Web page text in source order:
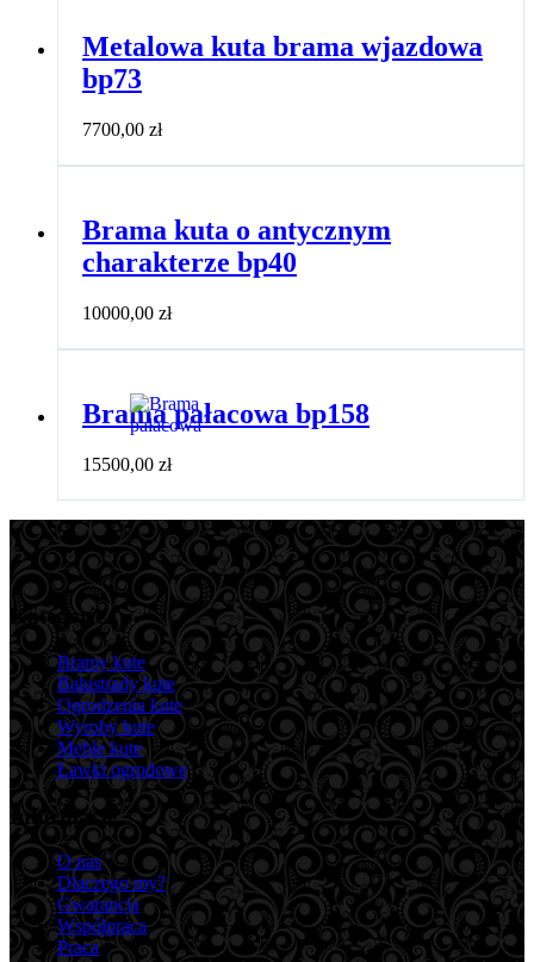
Metalowa kuta brama wjazdowa
bp73
7700,00 zł
Brama kuta o antycznym
charakterze bp40
10000,00 zł
Brama pałacowa bp158
15500,00 zł
Kategorie
Bramy kute
Balustrady kute
Ogrodzenia kute
Wyroby kute
Meble kute
Ławki ogrodowe
Informacje
O nas
Dlaczego my?
Gwarancja
Współpraca
Praca